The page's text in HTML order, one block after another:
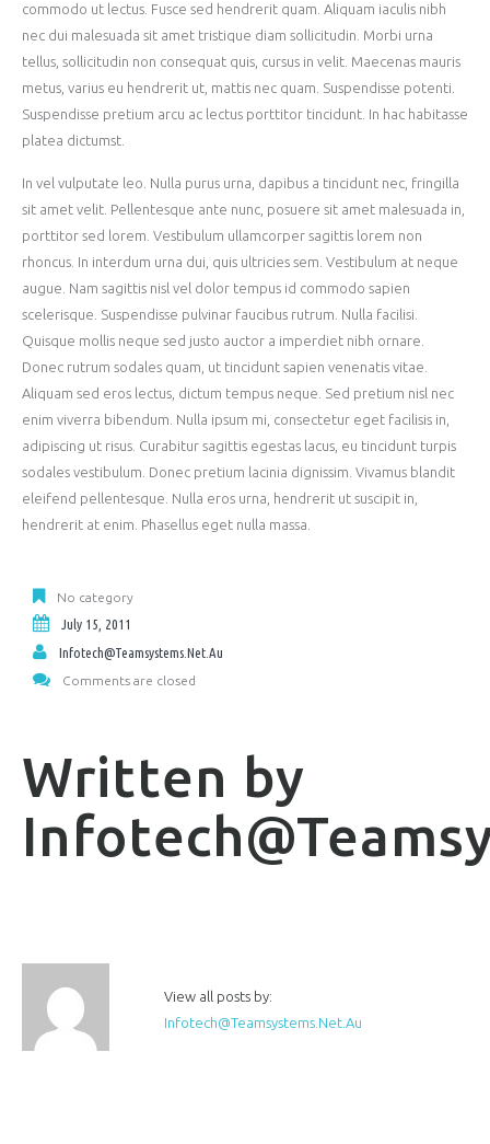
commodo ut lectus. Fusce sed hendrerit quam. Aliquam iaculis nibh
nec dui malesuada sit amet tristique diam sollicitudin. Morbi urna
tellus, sollicitudin non consequat quis, cursus in velit. Maecenas mauris
metus, varius eu hendrerit ut, mattis nec quam. Suspendisse potenti.
Suspendisse pretium arcu ac lectus porttitor tincidunt. In hac habitasse
platea dictumst.
In vel vulputate leo. Nulla purus urna, dapibus a tincidunt nec, fringilla
sit amet velit. Pellentesque ante nunc, posuere sit amet malesuada in,
porttitor sed lorem. Vestibulum ullamcorper sagittis lorem non
rhoncus. In interdum urna dui, quis ultricies sem. Vestibulum at neque
augue. Nam sagittis nisl vel dolor tempus id commodo sapien
scelerisque. Suspendisse pulvinar faucibus rutrum. Nulla facilisi.
Quisque mollis neque sed justo auctor a imperdiet nibh ornare.
Donec rutrum sodales quam, ut tincidunt sapien venenatis vitae.
Aliquam sed eros lectus, dictum tempus neque. Sed pretium nisl nec
enim viverra bibendum. Nulla ipsum mi, consectetur eget facilisis in,
adipiscing ut risus. Curabitur sagittis egestas lacus, eu tincidunt turpis
sodales vestibulum. Donec pretium lacinia dignissim. Vivamus blandit
eleifend pellentesque. Nulla eros urna, hendrerit ut suscipit in,
hendrerit at enim. Phasellus eget nulla massa.
No category
July 15, 2011
Infotech@teamsystems.net.au
Comments are closed
Written by
View all posts by:
Infotech@teamsystems.net.au